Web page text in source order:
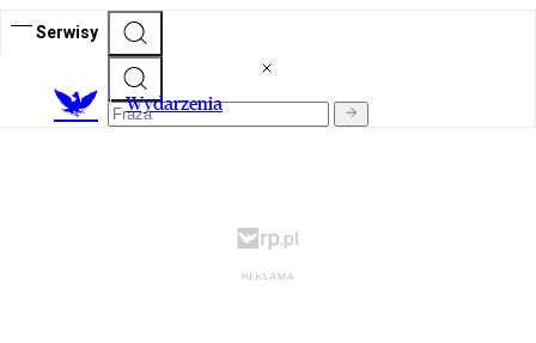
Serwisy
Wydarzenia